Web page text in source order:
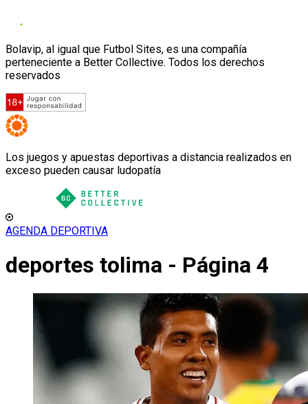
Bolavip, al igual que Futbol Sites, es una compañía
perteneciente a Better Collective. Todos los derechos
reservados
Los juegos y apuestas deportivas a distancia realizados en
exceso pueden causar ludopatía
AGENDA DEPORTIVA
deportes tolima - Página 4